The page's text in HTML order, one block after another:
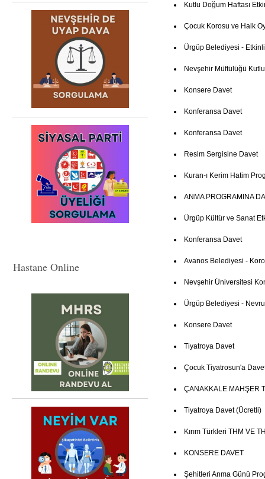
Hastane Online
Kutlu Doğum Haftası
Çocuk Korosu ve Halk
Ürgüp Belediyesi -
Nevşehir Müftülüğü
Konsere Davet
Konferansa Davet
Konferansa Davet
Resim Sergisine Davet
Kuran-ı Kerim Hatim
ANMA PROGRAMINA
Ürgüp Kültür ve Sanat
Konferansa Davet
Avanos Belediyesi -
Nevşehir Üniversitesi
Ürgüp Belediyesi -
Konsere Davet
Tiyatroya Davet
Çocuk Tiyatrosun'a
ÇANAKKALE MAHŞER
Tiyatroya Davet (Ücretli)
Kırım Türkleri THM VE
KONSERE DAVET
Şehitleri Anma Günü